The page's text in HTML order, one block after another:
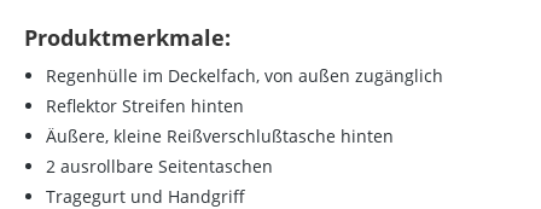
Produktmerkmale:
Regenhülle im Deckelfach, von außen zugänglich
Reflektor Streifen hinten
Äußere, kleine Reißverschlußtasche hinten
2 ausrollbare Seitentaschen
Tragegurt und Handgriff